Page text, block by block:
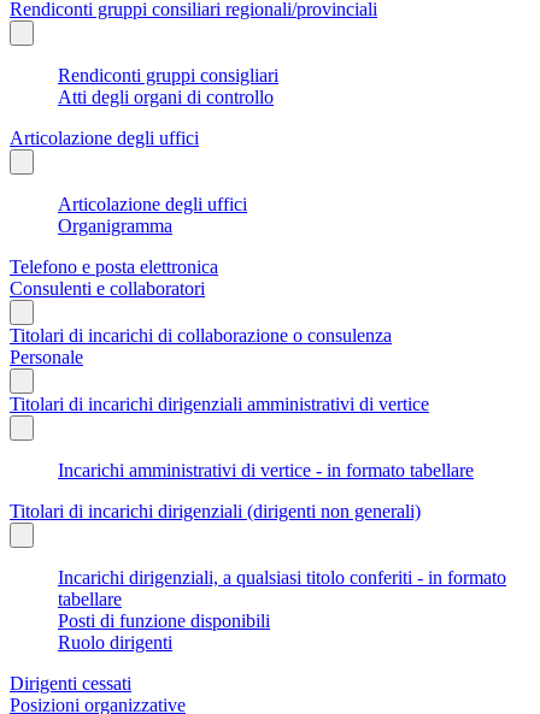
Rendiconti gruppi consiliari regionali/provinciali
Rendiconti gruppi consigliari
Atti degli organi di controllo
Articolazione degli uffici
Articolazione degli uffici
Organigramma
Telefono e posta elettronica
Consulenti e collaboratori
Titolari di incarichi di collaborazione o consulenza
Personale
Titolari di incarichi dirigenziali amministrativi di vertice
Incarichi amministrativi di vertice - in formato tabellare
Titolari di incarichi dirigenziali (dirigenti non generali)
Incarichi dirigenziali, a qualsiasi titolo conferiti - in formato
tabellare
Posti di funzione disponibili
Ruolo dirigenti
Dirigenti cessati
Posizioni organizzative